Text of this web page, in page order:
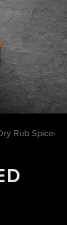
Rub Spiced